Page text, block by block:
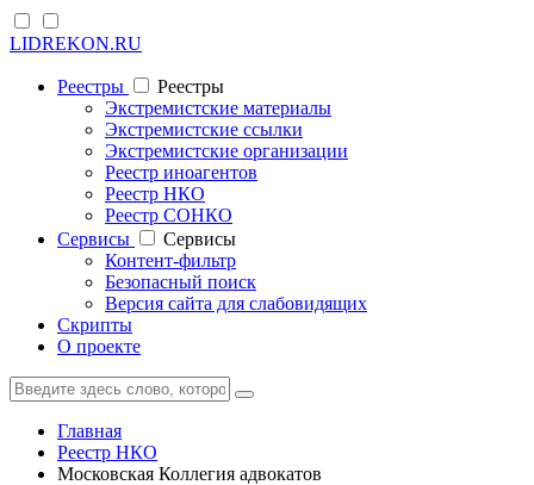
LIDREKON.RU
Реестры
Реестры
Экстремистские материалы
Экстремистские ссылки
Экстремистские организации
Реестр иноагентов
Реестр НКО
Реестр СОНКО
Cервисы
Cервисы
Контент-фильтр
Безопасный поиск
Версия сайта для слабовидящих
Скрипты
О проекте
Главная
Реестр НКО
Московская Коллегия адвокатов